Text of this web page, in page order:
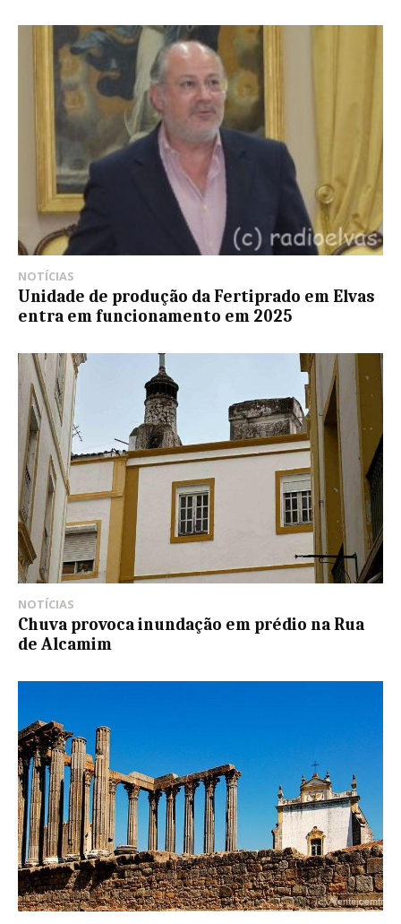
NOTÍCIAS
Unidade de produção da Fertiprado em Elvas
entra em funcionamento em 2025
NOTÍCIAS
Chuva provoca inundação em prédio na Rua
de Alcamim